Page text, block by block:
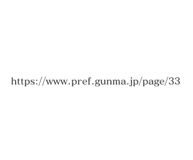
https://www.pref.gunma.jp/page/33